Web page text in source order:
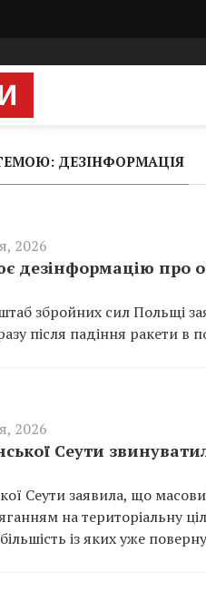
ДЕЗІНФОРМАЦІЯ
2026
дезінформацію про
збройних сил Польщі
після падіння ракети в
2026
Сеути
Сеути заявила, що
на територіальну
із яких уже